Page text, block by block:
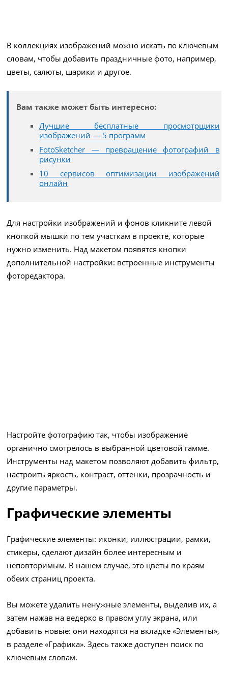
В коллекциях изображений можно искать по ключевым
словам, чтобы добавить праздничные фото, например,
цветы, салюты, шарики и другое.
Вам также может быть интересно:
Лучшие бесплатные просмотрщики
изображений — 5 программ
FotoSketcher — превращение фотографий в
рисунки
10 сервисов оптимизации изображений
онлайн
Для настройки изображений и фонов кликните левой
кнопкой мышки по тем участкам в проекте, которые
нужно изменить. Над макетом появятся кнопки
дополнительной настройки: встроенные инструменты
фоторедактора.
Настройте фотографию так, чтобы изображение
органично смотрелось в выбранной цветовой гамме.
Инструменты над макетом позволяют добавить фильтр,
настроить яркость, контраст, оттенки, прозрачность и
другие параметры.
Графические элементы
Графические элементы: иконки, иллюстрации, рамки,
стикеры, сделают дизайн более интересным и
неповторимым. В нашем случае, это цветы по краям
обеих страниц проекта.
Вы можете удалить ненужные элементы, выделив их, а
затем нажав на ведерко в правом углу экрана, или
добавить новые: они находятся на вкладке «Элементы»,
в разделе «Графика». Здесь также доступен поиск по
ключевым словам.